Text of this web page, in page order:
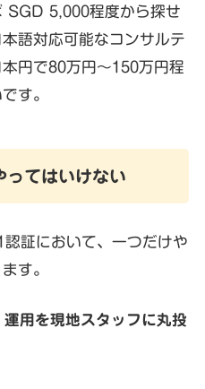
SGD 5,000程度から探せ
語対応可能なコンサルテ
円で80万円〜150万円程
す。
ってはいけない
証において、一つだけや
す。
運用を現地スタッフに丸投